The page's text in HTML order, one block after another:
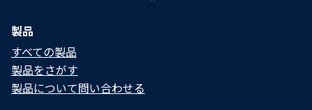
製品
すべての製品
製品をさがす
製品について問い合わせる​